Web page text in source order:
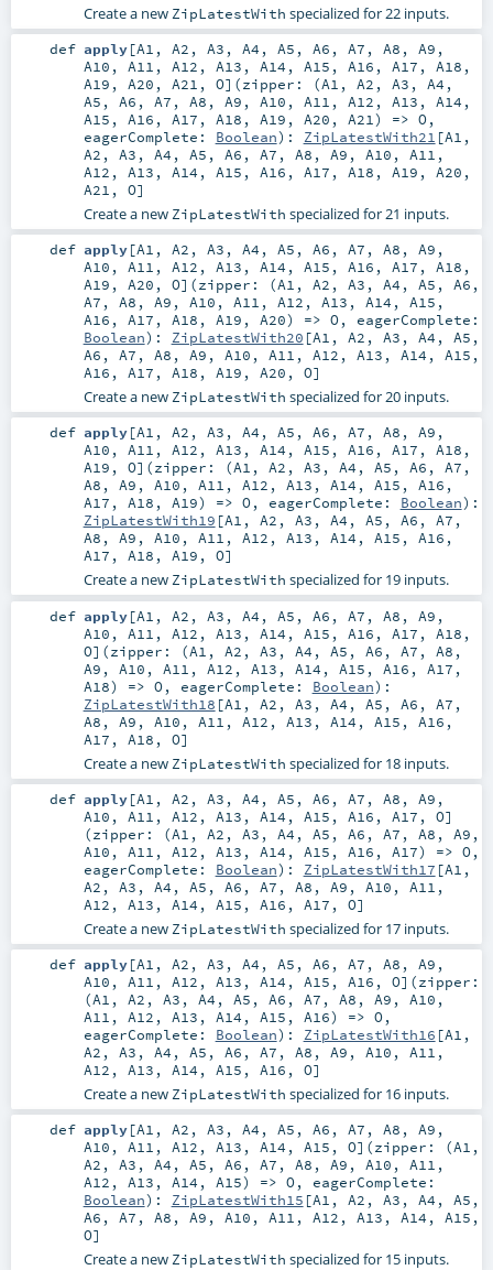
Create a new ZipLatestWith specialized for 22 inputs.
def apply[A1 , A2 , A3 , A4 , A5 , A6 , A7 , A8 , A9 ,
A10 , A11 , A12 , A13 , A14 , A15 , A16 , A17 , A18 ,
A19 , A20 , A21 , O] (zipper: (A1 , A2 , A3 , A4 ,
A5 , A6 , A7 , A8 , A9 , A10 , A11 , A12 , A13 , A14 ,
A15 , A16 , A17 , A18 , A19 , A20 , A21 ) => O,
eagerComplete: Boolean) : ZipLatestWith21 [A1 ,
A2 , A3 , A4 , A5 , A6 , A7 , A8 , A9 , A10 , A11 ,
A12 , A13 , A14 , A15 , A16 , A17 , A18 , A19 , A20 ,
A21 , O]
Create a new ZipLatestWith specialized for 21 inputs.
def apply[A1 , A2 , A3 , A4 , A5 , A6 , A7 , A8 , A9 ,
A10 , A11 , A12 , A13 , A14 , A15 , A16 , A17 , A18 ,
A19 , A20 , O] (zipper: (A1 , A2 , A3 , A4 , A5 , A6 ,
A7 , A8 , A9 , A10 , A11 , A12 , A13 , A14 , A15 ,
A16 , A17 , A18 , A19 , A20) => O, eagerComplete:
Boolean) : ZipLatestWith20 [A1 , A2 , A3 , A4 , A5 ,
A6 , A7 , A8 , A9 , A10 , A11 , A12 , A13 , A14 , A15 ,
A16 , A17 , A18 , A19 , A20 , O]
Create a newZipLatestWith specialized for 20 inputs.
def apply[A1 , A2 , A3 , A4 , A5 , A6 , A7 , A8 , A9 ,
A10 , A11 , A12 , A13 , A14 , A15 , A16 , A17 , A18 ,
A19 , O] (zipper: (A1 , A2 , A3 , A4 , A5 , A6 , A7 ,
A8 , A9 , A10 , A11 , A12 , A13 , A14 , A15 , A16 ,
A17 , A18 , A19) => O, eagerComplete: Boolean) :
ZipLatestWith19 [A1 , A2 , A3 , A4 , A5 , A6 , A7 ,
A8 , A9 , A10 , A11 , A12 , A13 , A14 , A15 , A16 ,
A17 , A18 , A19 , O]
Create a newZipLatestWith specialized for 19 inputs.
def apply[A1 , A2 , A3 , A4 , A5 , A6 , A7 , A8 , A9 ,
A10 , A11 , A12 , A13 , A14 , A15 , A16 , A17 , A18 ,
O] (zipper: (A1 , A2 , A3 , A4 , A5 , A6 , A7 , A8 ,
A9 , A10 , A11 , A12 , A13 , A14 , A15 , A16 , A17 ,
A18) => O, eagerComplete: Boolean) :
ZipLatestWith18 [A1 , A2 , A3 , A4 , A5 , A6 , A7 ,
A8 , A9 , A10 , A11 , A12 , A13 , A14 , A15 , A16 ,
A17 , A18 , O]
Create a new ZipLatestWith specialized for 18 inputs.
def apply[A1 , A2 , A3 , A4 , A5 , A6 , A7 , A8 , A9 ,
A10 , A11 , A12 , A13 , A14 , A15 , A16 , A17 , O]
(zipper: (A1 , A2 , A3 , A4 , A5 , A6 , A7 , A8 , A9 ,
A10 , A11 , A12 , A13 , A14 , A15 , A16 , A17) => O,
eagerComplete: Boolean) : ZipLatestWith17 [A1 ,
A2 , A3 , A4 , A5 , A6 , A7 , A8 , A9 , A10 , A11 ,
A12 , A13 , A14 , A15 , A16 , A17 , O]
Create a new ZipLatestWith specialized for 17 inputs.
def apply[A1 , A2 , A3 , A4 , A5 , A6 , A7 , A8 , A9 ,
A10 , A11 , A12 , A13 , A14 , A15 , A16 , O] (zipper:
(A1 , A2 , A3 , A4 , A5 , A6 , A7 , A8 , A9 , A10 ,
A11 , A12 , A13 , A14 , A15 , A16) => O,
eagerComplete: Boolean) : ZipLatestWith16 [A1 ,
A2 , A3 , A4 , A5 , A6 , A7 , A8 , A9 , A10 , A11 ,
A12 , A13 , A14 , A15 , A16 , O]
Create a new ZipLatestWith specialized for 16 inputs.
def apply[A1 , A2 , A3 , A4 , A5 , A6 , A7 , A8 , A9 ,
A10 , A11 , A12 , A13 , A14 , A15 , O] (zipper: (A1 ,
A2 , A3 , A4 , A5 , A6 , A7 , A8 , A9 , A10 , A11 ,
A12 , A13 , A14 , A15) => O, eagerComplete:
Boolean) : ZipLatestWith15 [A1 , A2 , A3 , A4 , A5 ,
A6 , A7 , A8 , A9 , A10 , A11 , A12 , A13 , A14 , A15 ,
O]
Create a new ZipLatestWith specialized for 15 inputs.